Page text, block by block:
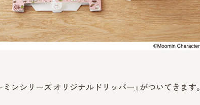
ミンシリーズ オリジナルドリッパー』がついてきます。